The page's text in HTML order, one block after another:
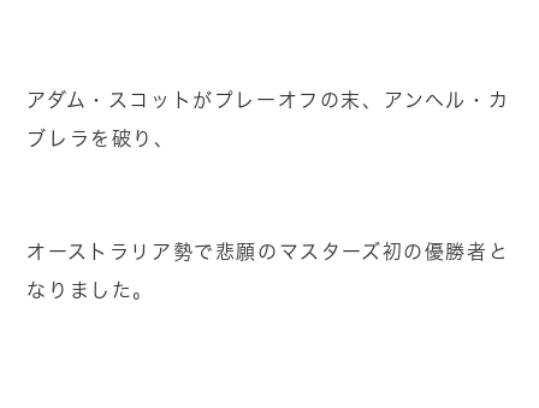
アダム・スコットがプレーオフの末、アンヘル・カ
ブレラを破り、
オーストラリア勢で悲願のマスターズ初の優勝者と
なりました。